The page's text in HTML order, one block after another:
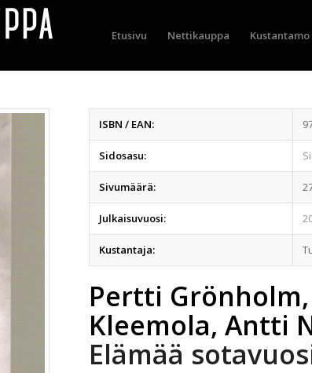
Etusivu Nettikauppa Kustantamo
ISBN / EAN:
Sidosasu:
Sivumäärä:
Julkaisuvuosi:
Kustantaja:
Pertti
Kleemola, Antti
Elämää